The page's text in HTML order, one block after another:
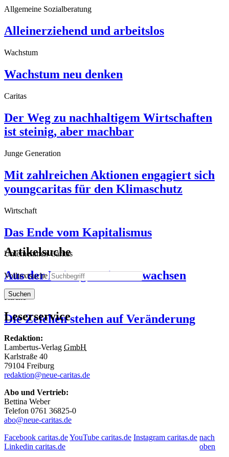
Allgemeine Sozialberatung
Alleinerziehend und arbeitslos
Wachstum
Wachstum neu denken
Caritas
Der Weg zu nachhaltigem Wirtschaften
ist steinig, aber machbar
Junge Generation
Mit zahlreichen Aktionen engagiert sich
youngcaritas für den Klimaschutz
Wirtschaft
Das Ende vom Kapitalismus
Unternehmen Caritas
Aus der Krise gemeinsam wachsen
Kirche
Die Zeichen stehen auf Veränderung
Artikelsuche
Volltextsuche
Suchen
Leserservice
Redaktion:
Lambertus-Verlag GmbH
Karlstraße 40
79104 Freiburg
redaktion@neue-caritas.de
Abo und Vertrieb:
Bettina Weber
Telefon 0761 36825-0
abo@neue-caritas.de
Facebook caritas.deYouTube caritas.de Instagram caritas.de
Linkedin caritas.de
nach
oben